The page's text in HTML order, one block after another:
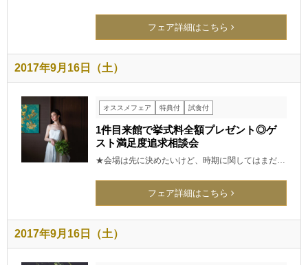
フェア詳細はこちら
2017年9月16日（土）
オススメフェア 特典付 試食付
1件目来館で挙式料全額プレゼント◎ゲ
スト満足度追求相談会
★会場は先に決めたいけど、時期に関してはまだ…
フェア詳細はこちら
2017年9月16日（土）